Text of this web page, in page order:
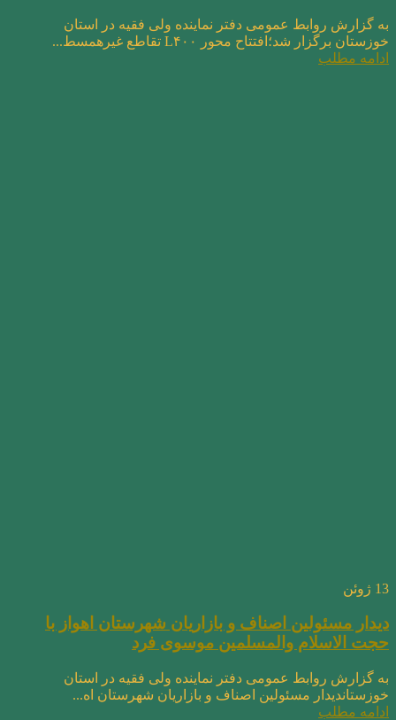
به گزارش روابط عمومی دفتر نماینده ولی فقیه در استان
خوزستان برگزار شد؛افتتاح محور L۴۰۰ تقاطع غیرهمسط...
ادامه مطلب
13 ژوئن
دیدار مسئولین اصناف و بازاریان شهرستان اهواز با
حجت الاسلام والمسلمین موسوی فرد
به گزارش روابط عمومی دفتر نماینده ولی فقیه در استان
خوزستاندیدار مسئولین اصناف و بازاریان شهرستان اه...
ادامه مطلب